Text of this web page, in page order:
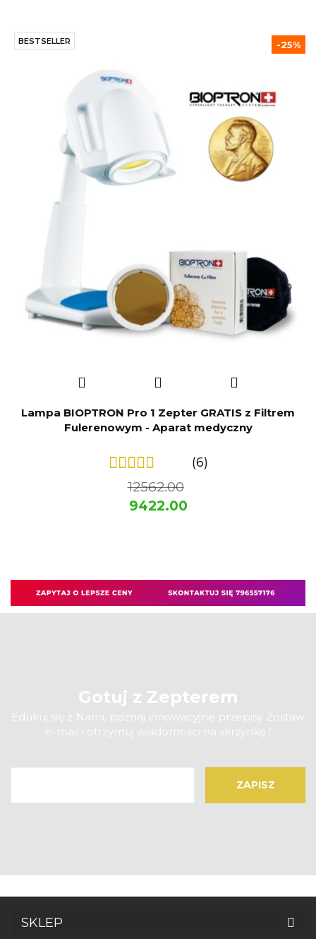
BESTSELLER
Lampa BIOPTRON Pro 1 Zepter GRATIS z Filtrem
Fulerenowym - Aparat medyczny
(6)
12562.00
-25%
9422.00
Gotuj z Zepterem
Edukuj się z Nami, poznaj innowacyjne przepisy Zostaw
e-mail i otrzymuj wiadomości na skrzynkę !
SKLEP